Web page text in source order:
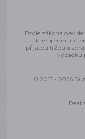
Podle zákona o
kupujícímu
přijatou tržbu u
výpadku
© 2013 - 2026